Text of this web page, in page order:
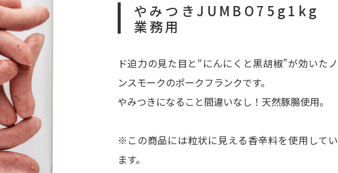
やみつきJUMBO75g1kg
業務用
ド迫力の見た目と“にんにくと黒胡椒”が効いたノ
ンスモークのポークフランクです。
やみつきになること間違いなし！天然豚腸使用。
※この商品には粒状に見える香辛料を使用してい
ます。